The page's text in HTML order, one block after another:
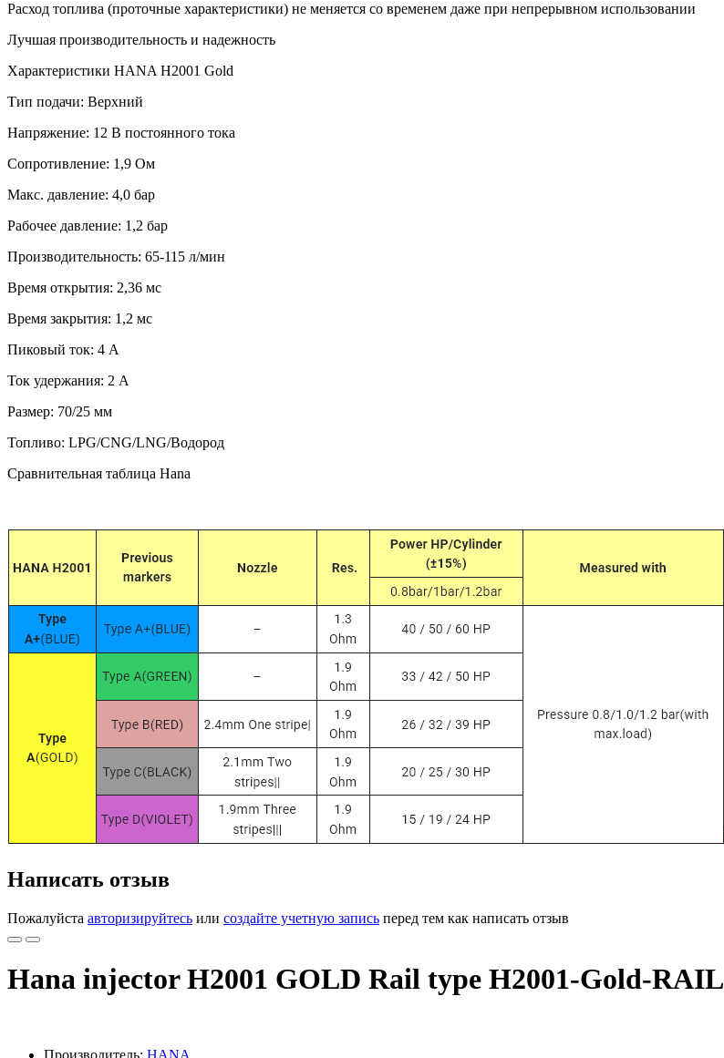
Расход топлива (проточные характеристики) не меняется со временем даже при непрерывном использовании
Лучшая производительность и надежность
Характеристики HANA H2001 Gold
Тип подачи: Верхний
Напряжение: 12 В постоянного тока
Сопротивление: 1,9 Ом
Макс. давление: 4,0 бар
Рабочее давление: 1,2 бар
Производительность: 65-115 л/мин
Время открытия: 2,36 мс
Время закрытия: 1,2 мс
Пиковый ток: 4 А
Ток удержания: 2 А
Размер: 70/25 мм
Топливо: LPG/CNG/LNG/Водород
Сравнительная таблица Hana
Написать отзыв
Пожалуйста авторизируйтесь или создайте учетную запись перед тем как написать отзыв
Hana injector H2001 GOLD Rail type H2001-Gold-RAIL
Производитель: HANA